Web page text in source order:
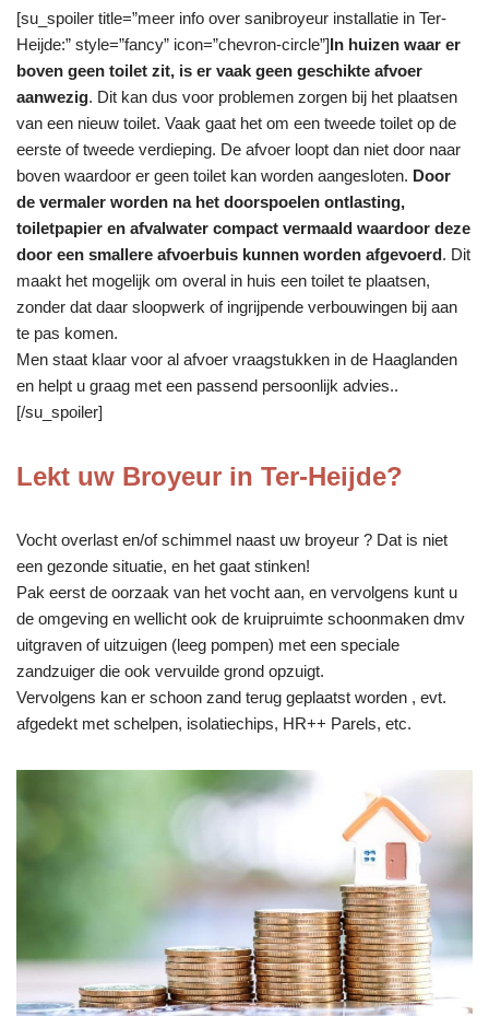
[su_spoiler title=”meer info over sanibroyeur installatie in Ter-
Heijde:” style=”fancy” icon=”chevron-circle”]In huizen waar er
boven geen toilet zit, is er vaak geen geschikte afvoer
aanwezig. Dit kan dus voor problemen zorgen bij het plaatsen
van een nieuw toilet. Vaak gaat het om een tweede toilet op de
eerste of tweede verdieping. De afvoer loopt dan niet door naar
boven waardoor er geen toilet kan worden aangesloten. Door
de vermaler worden na het doorspoelen ontlasting,
toiletpapier en afvalwater compact vermaald waardoor deze
door een smallere afvoerbuis kunnen worden afgevoerd. Dit
maakt het mogelijk om overal in huis een toilet te plaatsen,
zonder dat daar sloopwerk of ingrijpende verbouwingen bij aan
te pas komen.
Men staat klaar voor al afvoer vraagstukken in de Haaglanden
en helpt u graag met een passend persoonlijk advies..
[/su_spoiler]
Lekt uw Broyeur in Ter-Heijde?
Vocht overlast en/of schimmel naast uw broyeur ? Dat is niet
een gezonde situatie, en het gaat stinken!
Pak eerst de oorzaak van het vocht aan, en vervolgens kunt u
de omgeving en wellicht ook de kruipruimte schoonmaken dmv
uitgraven of uitzuigen (leeg pompen) met een speciale
zandzuiger die ook vervuilde grond opzuigt.
Vervolgens kan er schoon zand terug geplaatst worden , evt.
afgedekt met schelpen, isolatiechips, HR++ Parels, etc.